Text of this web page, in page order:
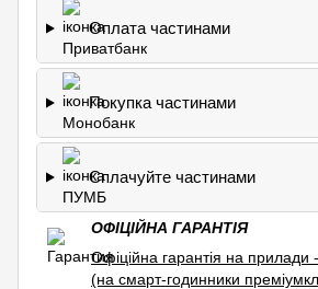
Оплата частинами
Покупка частинами
Сплачуйте частинами
ОФІЦІЙНА ГАРАНТІЯ
Офіційна гарантія на прилади -
(на смарт-годинники